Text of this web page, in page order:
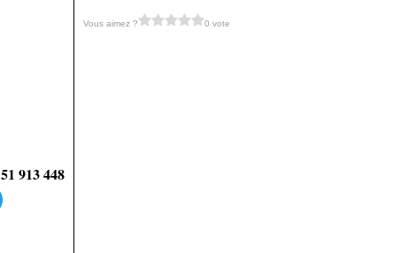
51 913 448
Vous aimez ? 0 vote